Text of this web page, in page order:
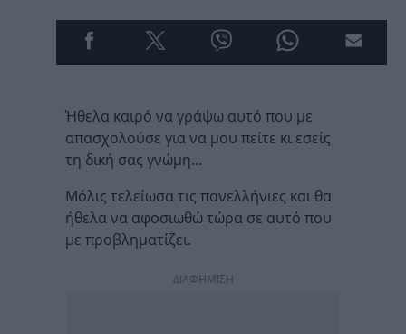
Ήθελα καιρό να γράψω αυτό που με
απασχολoύσε για να μου πείτε κι εσείς
τη δική σας γνώμη…
Μόλις τελείωσα τις πανελλήνιες και θα
ήθελα να αφοσιωθώ τώρα σε αυτό που
με προβληματίζει.
ΔΙΑΦΗΜΙΣΗ